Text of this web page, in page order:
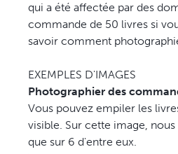
qui a été affectée par des
commande de 50 livres si
savoir comment
EXEMPLES D'IMAGES
Photographier des
Vous pouvez empiler les
visible. Sur cette image,
que sur 6 d'entre eux.